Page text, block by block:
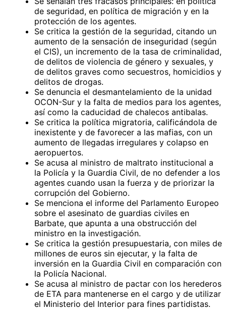
de seguridad, en política de migración y en la
protección de los agentes.
Se critica la gestión de la seguridad, citando un
aumento de la sensación de inseguridad (según
el CIS), un incremento de la tasa de criminalidad,
de delitos de violencia de género y sexuales, y
de delitos graves como secuestros, homicidios y
delitos de drogas.
Se denuncia el desmantelamiento de la unidad
OCON-Sur y la falta de medios para los agentes,
así como la caducidad de chalecos antibalas.
Se critica la política migratoria, calificándola de
inexistente y de favorecer a las mafias, con un
aumento de llegadas irregulares y colapso en
aeropuertos.
Se acusa al ministro de maltrato institucional a
la Policía y la Guardia Civil, de no defender a los
agentes cuando usan la fuerza y de priorizar la
corrupción del Gobierno.
Se menciona el informe del Parlamento Europeo
sobre el asesinato de guardias civiles en
Barbate, que apunta a una obstrucción del
ministro en la investigación.
Se critica la gestión presupuestaria, con miles de
millones de euros sin ejecutar, y la falta de
inversión en la Guardia Civil en comparación con
la Policía Nacional.
Se acusa al ministro de pactar con los herederos
de ETA para mantenerse en el cargo y de utilizar
el Ministerio del Interior para fines partidistas.